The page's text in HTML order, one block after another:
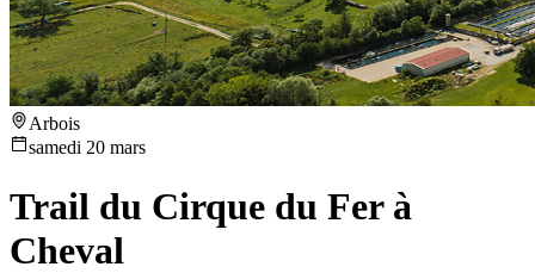
Arbois
samedi 20 mars
Trail du Cirque du Fer à
Cheval